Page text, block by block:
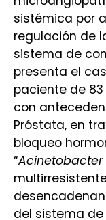
sistémica por
regulación de
sistema de
presenta el
paciente de
con
Próstata, en
bloqueo
“
del sistema